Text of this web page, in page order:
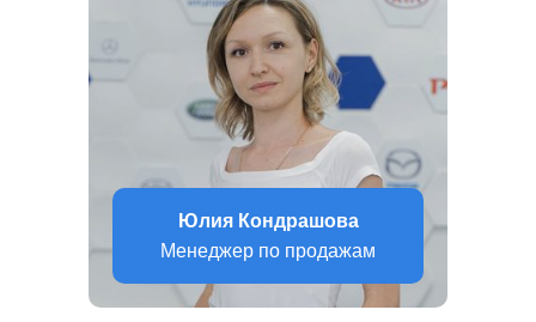
Юлия Кондрашова
Менеджер по продажам